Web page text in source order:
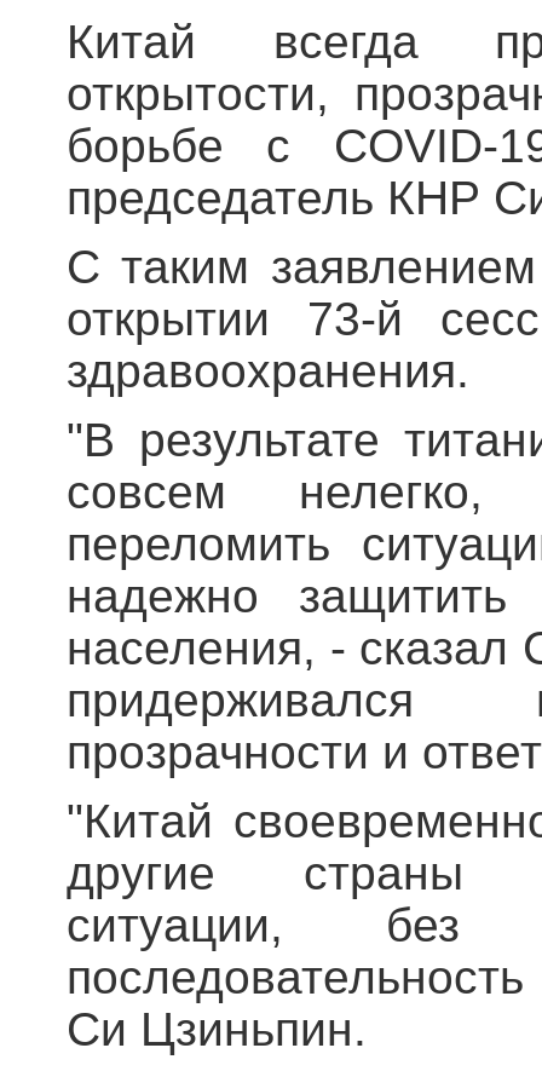
Китай всегда
открытости,
борьбе с COVID-
председатель КНР
С таким
открытии 73-й
здравоохранения.
"В результате
совсем
переломить
надежно защитить
населения, - сказал
придерживался
прозрачности и
"Китай
другие страны
ситуации, без
Си Цзиньпин.